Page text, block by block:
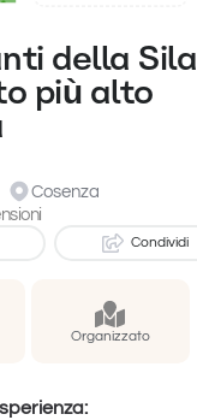
della Sila
più alto
Cosenza
Condividi
Organizzato